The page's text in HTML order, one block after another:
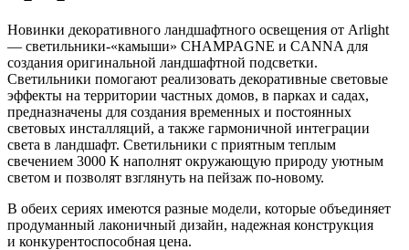
Новинки декоративного ландшафтного освещения от Arlight
— светильники-«камыши» CHAMPAGNE и CANNA для
создания оригинальной ландшафтной подсветки.
Светильники помогают реализовать декоративные световые
эффекты на территории частных домов, в парках и садах,
предназначены для создания временных и постоянных
световых инсталляций, а также гармоничной интеграции
света в ландшафт. Светильники с приятным теплым
свечением 3000 К наполнят окружающую природу уютным
светом и позволят взглянуть на пейзаж по-новому.
В обеих сериях имеются разные модели, которые объединяет
продуманный лаконичный дизайн, надежная конструкция
и конкурентоспособная цена.